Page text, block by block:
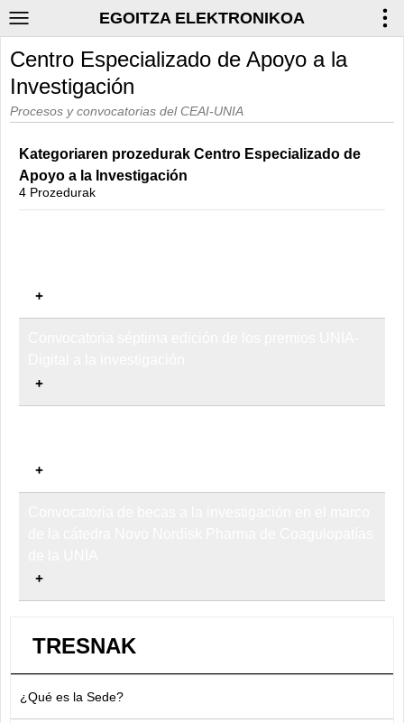
EGOITZA ELEKTRONIKOA
Centro Especializado de Apoyo a la
Investigación
Procesos y convocatorias del CEAI-UNIA
Kategoriaren prozedurak Centro Especializado de
Apoyo a la Investigación
4 Prozedurak
TRESNAK
¿Qué es la Sede?